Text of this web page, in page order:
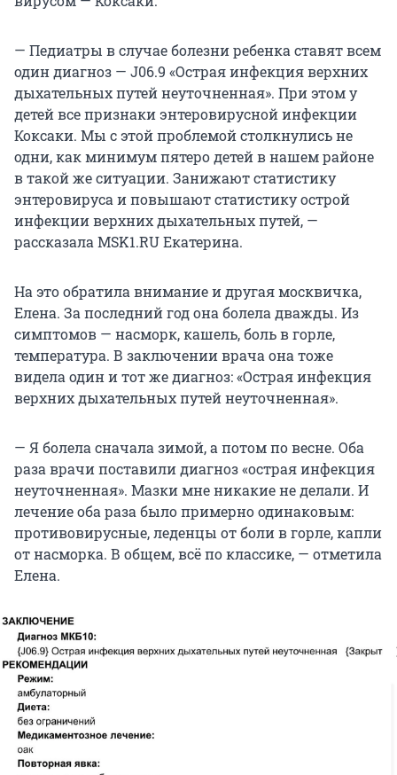
— Педиатры в случае болезни ребенка ставят всем
один диагноз — J06.9 «Острая инфекция верхних
дыхательных путей неуточненная». При этом у
детей все признаки энтеровирусной инфекции
Коксаки. Мы с этой проблемой столкнулись не
одни, как минимум пятеро детей в нашем районе
в такой же ситуации. Занижают статистику
энтеровируса и повышают статистику острой
инфекции верхних дыхательных путей, —
рассказала MSK1.RU Екатерина.
На это обратила внимание и другая москвичка,
Елена. За последний год она болела дважды. Из
симптомов — насморк, кашель, боль в горле,
температура. В заключении врача она тоже
видела один и тот же диагноз: «Острая инфекция
верхних дыхательных путей неуточненная».
— Я болела сначала зимой, а потом по весне. Оба
раза врачи поставили диагноз «острая инфекция
неуточненная». Мазки мне никакие не делали. И
лечение оба раза было примерно одинаковым:
противовирусные, леденцы от боли в горле, капли
от насморка. В общем, всё по классике, — отметила
Елена.